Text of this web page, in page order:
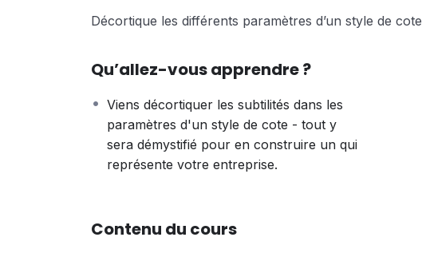
Décortique les différents paramètres d’un style de cote
Qu’allez-vous apprendre ?
Viens décortiquer les subtilités dans les
paramètres d'un style de cote - tout y
sera démystifié pour en construire un qui
représente votre entreprise.
Contenu du cours